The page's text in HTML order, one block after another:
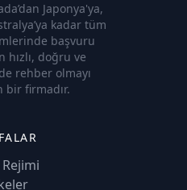
Japonya'ya,
kadar tüm
başvuru
hızlı, doğru ve
rehber olmayı
bir firmadır.